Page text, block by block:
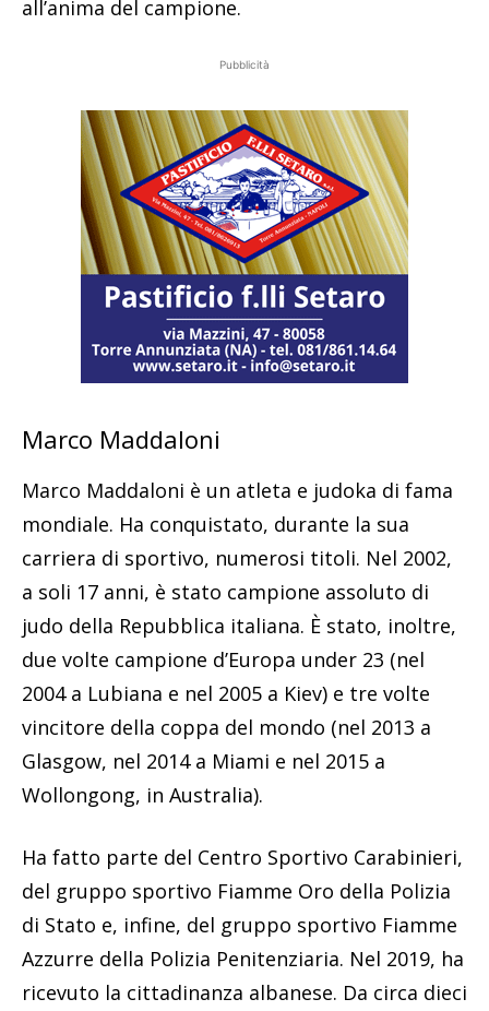
all’anima del campione.
Pubblicità
Marco Maddaloni
Marco Maddaloni è un atleta e judoka di fama
mondiale. Ha conquistato, durante la sua
carriera di sportivo, numerosi titoli. Nel 2002,
a soli 17 anni, è stato campione assoluto di
judo della Repubblica italiana. È stato, inoltre,
due volte campione d’Europa under 23 (nel
2004 a Lubiana e nel 2005 a Kiev) e tre volte
vincitore della coppa del mondo (nel 2013 a
Glasgow, nel 2014 a Miami e nel 2015 a
Wollongong, in Australia).
Ha fatto parte del Centro Sportivo Carabinieri,
del gruppo sportivo Fiamme Oro della Polizia
di Stato e, infine, del gruppo sportivo Fiamme
Azzurre della Polizia Penitenziaria. Nel 2019, ha
ricevuto la cittadinanza albanese. Da circa dieci